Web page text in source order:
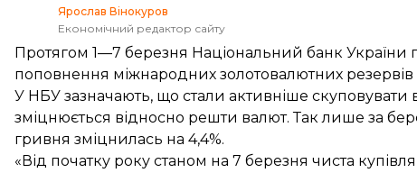
Ярослав Вінокуров
Економічний редактор сайту
Протягом 1—7 березня Національний банк України
поповнення міжнародних золотовалютних резервів
У НБУ зазначають, що стали активніше
зміцнюється відносно решти валют. Так лише за
гривня зміцнилась на 4,4%.
«Від початку року станом на 7 березня чиста